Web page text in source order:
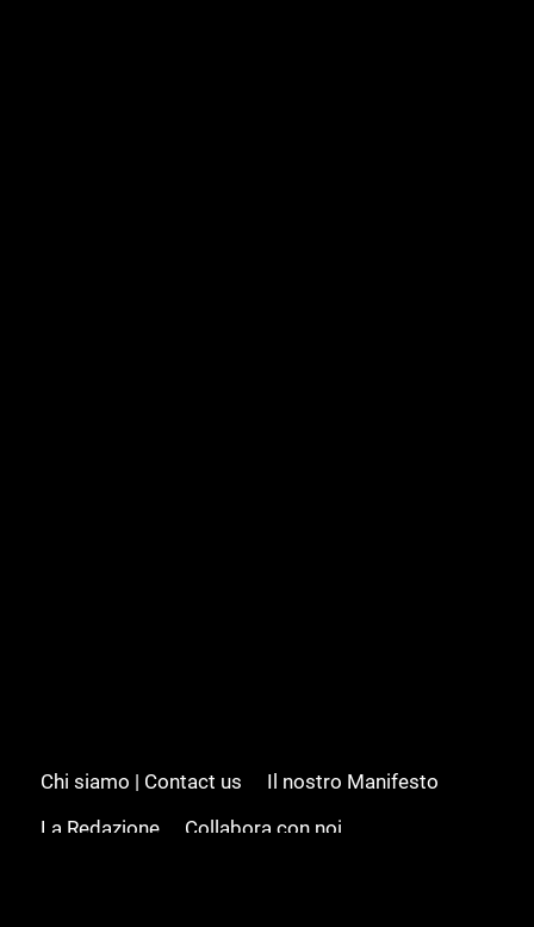
Chi siamo | Contact us
Il nostro Manifesto
La Redazione
Collabora con noi